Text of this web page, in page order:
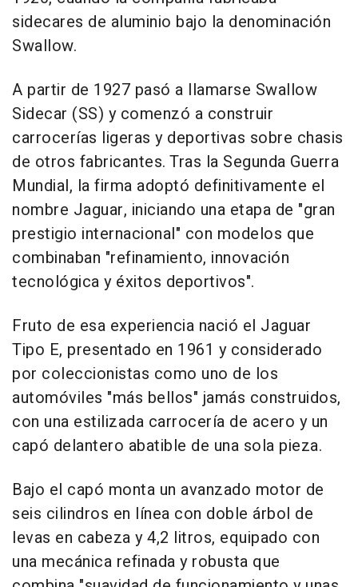
sidecares de aluminio bajo la denominación
Swallow.
A partir de 1927 pasó a llamarse Swallow
Sidecar (SS) y comenzó a construir
carrocerías ligeras y deportivas sobre chasis
de otros fabricantes. Tras la Segunda Guerra
Mundial, la firma adoptó definitivamente el
nombre Jaguar, iniciando una etapa de "gran
prestigio internacional" con modelos que
combinaban "refinamiento, innovación
tecnológica y éxitos deportivos".
Fruto de esa experiencia nació el Jaguar
Tipo E, presentado en 1961 y considerado
por coleccionistas como uno de los
automóviles "más bellos" jamás construidos,
con una estilizada carrocería de acero y un
capó delantero abatible de una sola pieza.
Bajo el capó monta un avanzado motor de
seis cilindros en línea con doble árbol de
levas en cabeza y 4,2 litros, equipado con
una mecánica refinada y robusta que